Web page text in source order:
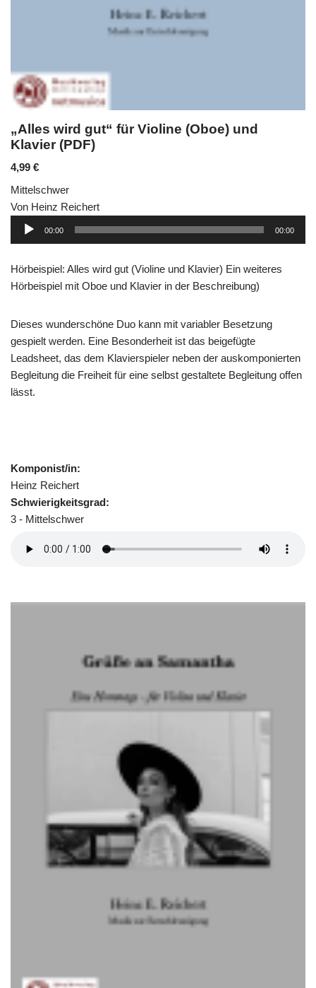
„Alles wird gut“ für Violine (Oboe) und
Klavier (PDF)
4,99 €
Mittelschwer
Von Heinz Reichert
Audio-
00:00 00:00
Hörbeispiel: Alles wird gut (Violine und Klavier) Ein weiteres
Hörbeispiel mit Oboe und Klavier in der Beschreibung)
Dieses wunderschöne Duo kann mit variabler Besetzung
gespielt werden. Eine Besonderheit ist das beigefügte
Leadsheet, das dem Klavierspieler neben der auskomponierten
Begleitung die Freiheit für eine selbst gestaltete Begleitung offen
lässt.
Komponist/in:
Heinz Reichert
Schwierigkeitsgrad:
3 - Mittelschwer